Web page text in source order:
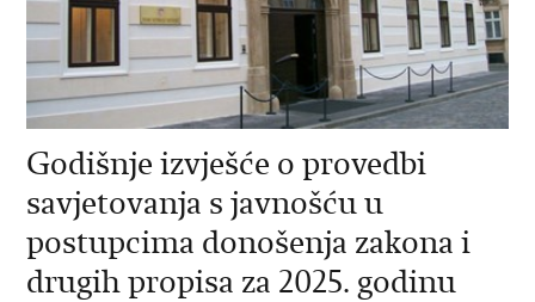
Godišnje izvješće o provedbi
savjetovanja s javnošću u
postupcima donošenja zakona i
drugih propisa za 2025. godinu